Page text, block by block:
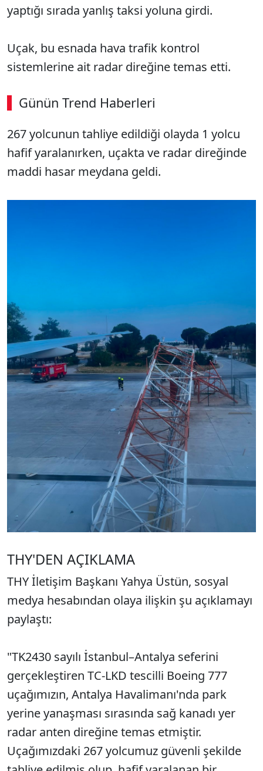
yaptığı sırada yanlış taksi yoluna girdi.
Uçak, bu esnada hava trafik kontrol
sistemlerine ait radar direğine temas etti.
Günün Trend Haberleri
267 yolcunun tahliye edildiği olayda 1 yolcu
hafif yaralanırken, uçakta ve radar direğinde
maddi hasar meydana geldi.
THY'DEN AÇIKLAMA
THY İletişim Başkanı Yahya Üstün, sosyal
medya hesabından olaya ilişkin şu açıklamayı
paylaştı:
"TK2430 sayılı İstanbul–Antalya seferini
gerçekleştiren TC-LKD tescilli Boeing 777
uçağımızın, Antalya Havalimanı'nda park
yerine yanaşması sırasında sağ kanadı yer
radar anten direğine temas etmiştir.
Uçağımızdaki 267 yolcumuz güvenli şekilde